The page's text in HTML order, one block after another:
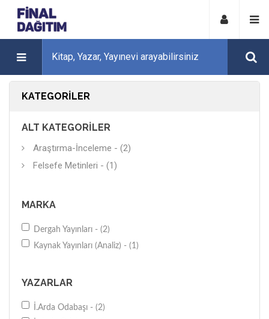
KATEGORILER
ALT KATEGORILER
Araştırma-İnceleme - (2)
Felsefe Metinleri - (1)
MARKA
Dergah Yayınları - (2)
Kaynak Yayınları (Analiz) - (1)
YAZARLAR
İ.Arda Odabaşı - (2)